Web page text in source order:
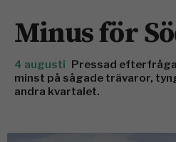
Minus för
4 augusti
Pressad
minst på sågade trävaror,
andra kvartalet.